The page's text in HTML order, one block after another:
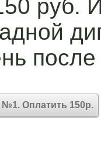
руб.
№1. Оплатить 150р.